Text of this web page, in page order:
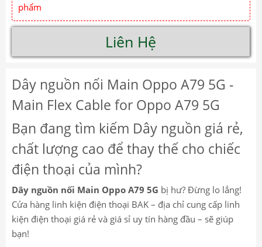
phẩm
Liên Hệ
Dây nguồn nối Main Oppo A79 5G -
Main Flex Cable for Oppo A79 5G
Bạn đang tìm kiếm Dây nguồn giá rẻ,
chất lượng cao để thay thế cho chiếc
điện thoại của mình?
Dây nguồn nối Main Oppo A79 5G bị hư? Đừng lo lắng!
Cửa hàng linh kiện điện thoại BAK – địa chỉ cung cấp linh
kiện điện thoại giá rẻ và giá sỉ uy tín hàng đầu – sẽ giúp
bạn!